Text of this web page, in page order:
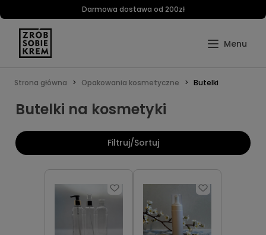
Darmowa dostawa od 200zł
Strona główna Opakowania kosmetyczne Butelki
Butelki na kosmetyki
Filtruj/Sortuj